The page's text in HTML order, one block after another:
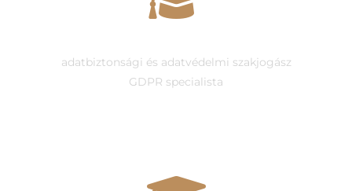
adatbiztonsági és adatvédelmi szakjogász
GDPR specialista